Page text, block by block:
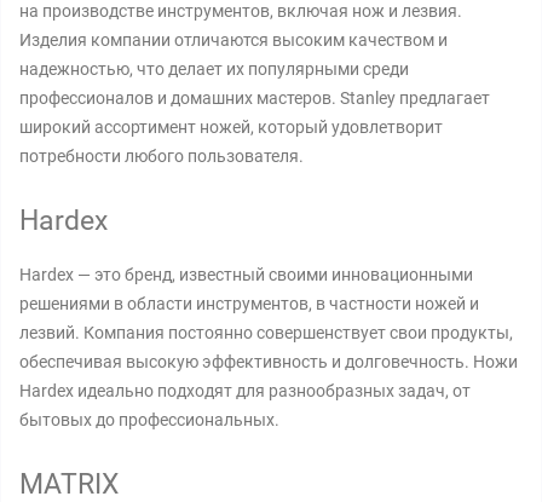
на производстве инструментов, включая нож и лезвия.
Изделия компании отличаются высоким качеством и
надежностью, что делает их популярными среди
профессионалов и домашних мастеров. Stanley предлагает
широкий ассортимент ножей, который удовлетворит
потребности любого пользователя.
Hardex
Hardex — это бренд, известный своими инновационными
решениями в области инструментов, в частности ножей и
лезвий. Компания постоянно совершенствует свои продукты,
обеспечивая высокую эффективность и долговечность. Ножи
Hardex идеально подходят для разнообразных задач, от
бытовых до профессиональных.
MATRIX